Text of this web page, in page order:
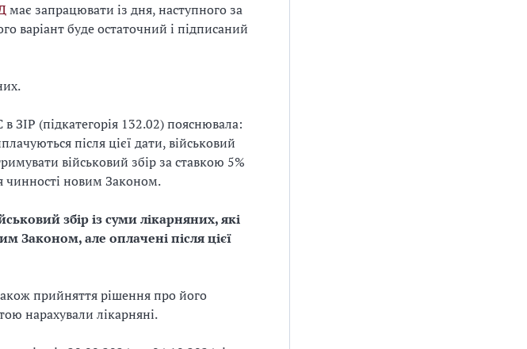
має запрацювати із дня, наступного за
варіант буде остаточний і підписаний
ЗІР (підкатегорія 132.02) пояснювала:
після цієї дати, військовий
військовий збір за ставкою 5%
чинності новим Законом.
збір із суми лікарняних, які
Законом, але оплачені після цієї
прийняття рішення про його
нарахували лікарняні.